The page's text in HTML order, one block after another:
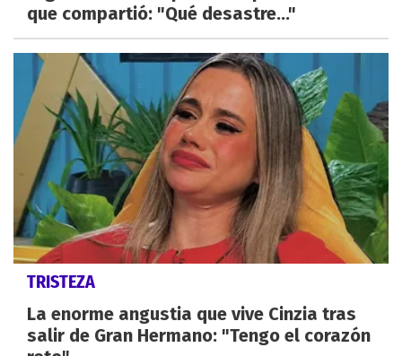
que compartió: "Qué desastre..."
TRISTEZA
La enorme angustia que vive Cinzia tras
salir de Gran Hermano: "Tengo el corazón